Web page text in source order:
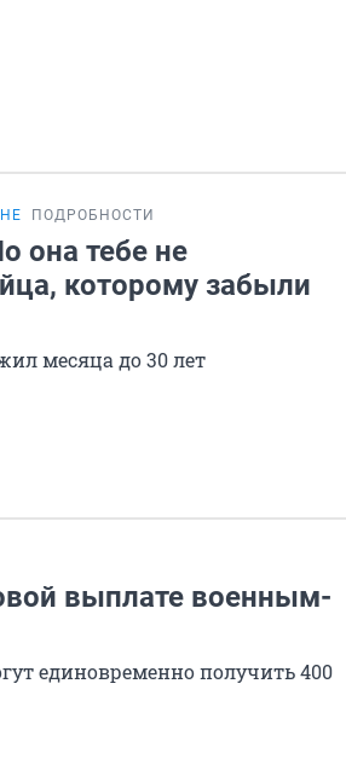
ПОДРОБНОСТИ
она тебе не
которому забыли
месяца до 30 лет
выплате военным-
единовременно получить 400